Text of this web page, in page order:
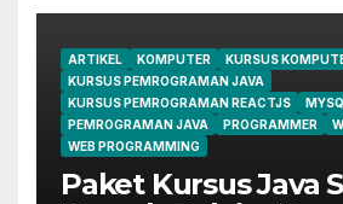
ARTIKEL KOMPUTER
KURSUS
KURSUS PEMROGRAMAN JAVA
KURSUS PEMROGRAMAN REACTJS
PEMROGRAMAN JAVA
PROGRAMMER
WEB PROGRAMMING
Paket Kursus Java